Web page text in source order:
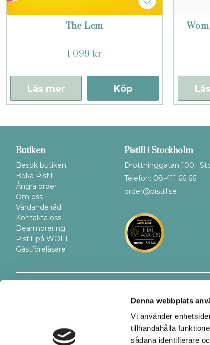
Denna webbplats
Vi använder
tillhandahålla
sådana identifierare
The Lem
1 099 kr
Köp
Läs mer
Butiken
Besök butiken
Boka Pistill
Ångra order
Om oss
Vårdande råd
Kontakta oss
Dearmorering
Pistill på WOLT
Gästföreläsare
Pistill i Stockholm
Drottninggatan 100 i
Telefon: 08-411 66 66
order@pistill.se